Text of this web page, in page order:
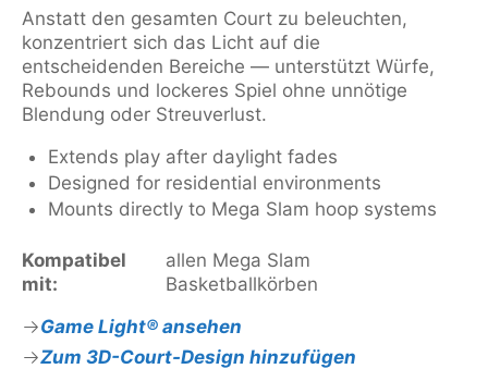
Anstatt den gesamten Court zu beleuchten,
konzentriert sich das Licht auf die
entscheidenden Bereiche — unterstützt Würfe,
Rebounds und lockeres Spiel ohne unnötige
Blendung oder Streuverlust.
Extends play after daylight fades
Designed for residential environments
Mounts directly to Mega Slam hoop systems
Kompatibel
mit:
allen Mega Slam
Basketballkörben
Game Light® ansehen
Zum 3D-Court-Design hinzufügen